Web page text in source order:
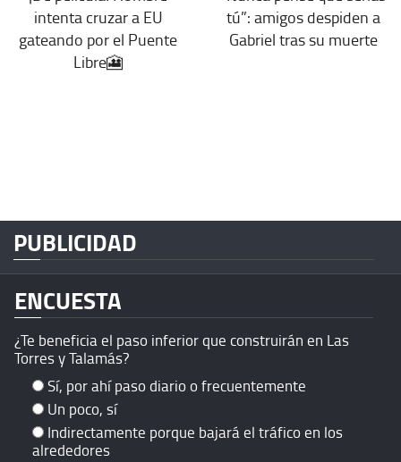
intenta cruzar a EU
gateando por el Puente
Libre🎦
tú”: amigos despiden a
Gabriel tras su muerte
PUBLICIDAD
ENCUESTA
¿Te beneficia el paso inferior que construirán en Las
Torres y Talamás?
Sí, por ahí paso diario o frecuentemente
Un poco, sí
Indirectamente porque bajará el tráfico en los
alrededores